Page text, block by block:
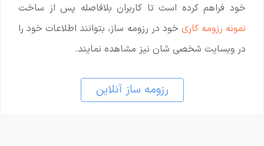
خود فراهم کرده است تا کاربران بلافاصله پس از ساخت
نمونه رزومه کاری خود در رزومه ساز، بتوانند اطلاعات خود را
در وبسایت شخصی شان نیز مشاهده نمایند.
رزومه ساز آنلاین